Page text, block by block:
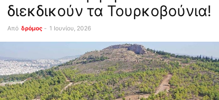
διεκδικούν τα Τουρκοβούνια!
Από δρόμος - 1 Ιουνίου, 2026